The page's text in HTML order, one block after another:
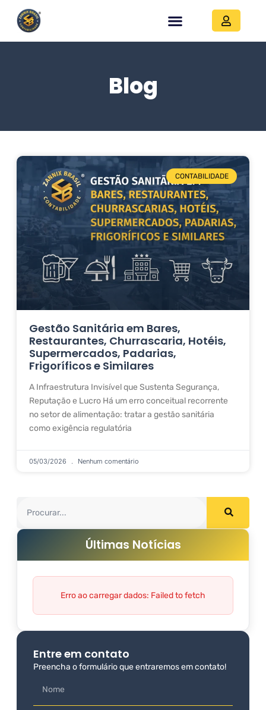
Blog
CONTABILIDADE
Gestão Sanitária em Bares,
Restaurantes, Churrascaria, Hotéis,
Supermercados, Padarias,
Frigoríficos e Similares
A Infraestrutura Invisível que Sustenta Segurança,
Reputação e Lucro Há um erro conceitual recorrente
no setor de alimentação: tratar a gestão sanitária
como exigência regulatória
05/03/2026 Nenhum comentário
Últimas Notícias
Erro ao carregar dados: Failed to fetch
Entre em contato
Preencha o formulário que entraremos em contato!